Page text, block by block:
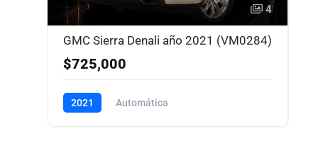
4
GMC Sierra Denali año 2021 (VM0284)
$725,000
2021 Automática